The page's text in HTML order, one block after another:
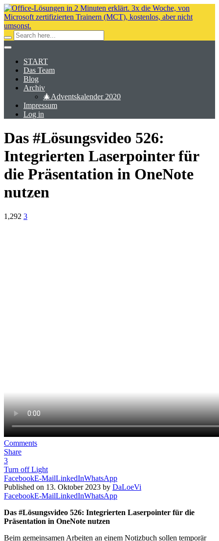
START
Das Team
Blog
Archiv
🎄Adventskalender 2020
Impressum
Log in
Das #Lösungsvideo 526:
Integrierten Laserpointer für
die Präsentation in OneNote
nutzen
1,292 3
Comments
Share
3
Turn off Light
FacebookE-MailLinkedInWhatsApp
Published on 13. Oktober 2023 by DaLoeVi
FacebookE-MailLinkedInWhatsApp
Das #Lösungsvideo 526: Integrierten Laserpointer für die
Präsentation in OneNote nutzen
Beim gemeinsamen Arbeiten an einem Notizbuch sollen temporär